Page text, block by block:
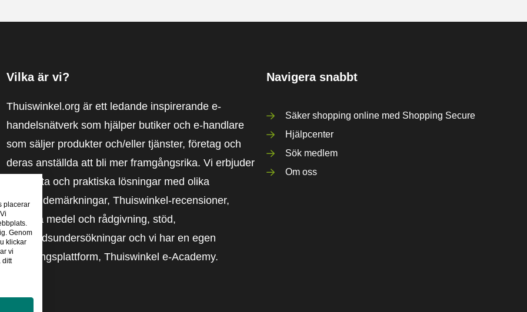
Vilka är vi?
Thuiswinkel.org är ett ledande inspirerande e-
handelsnätverk som hjälper butiker och e-handlare
som säljer produkter och/eller tjänster, företag och
deras anställda att bli mer framgångsrika. Vi erbjuder
relevanta och praktiska lösningar med olika
förtroendemärkningar, Thuiswinkel-recensioner,
rättsliga medel och rådgivning, stöd,
marknadsundersökningar och vi har en egen
utbildningsplattform, Thuiswinkel e-Academy.
Navigera snabbt
Säker shopping online med Shopping Secure
Hjälpcenter
Sök medlem
Om oss
placerar
Genom
klickar
vi
ditt